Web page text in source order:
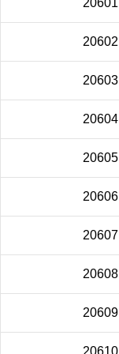
20601
20602
20603
20604
20605
20606
20607
20608
20609
20610